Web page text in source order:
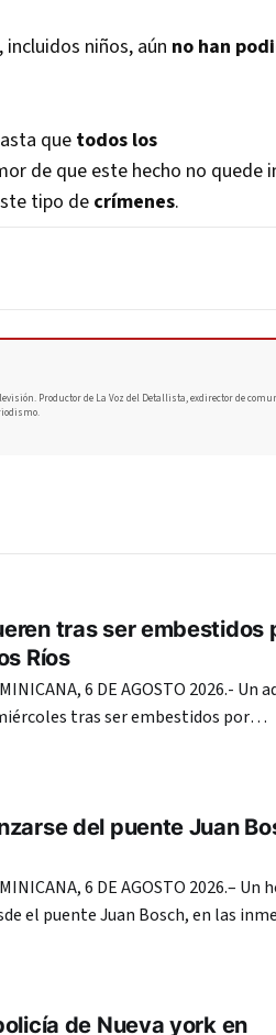
niños, aún no han
que todos los
de que este hecho no quede
tipo de crímenes.
Productor de La Voz del Detallista, exdirector de
tras ser embestidos
Ríos
6 DE AGOSTO 2026.- Un
tras ser embestidos por
avenida Coronel Juan María Lora
del puente Juan
6 DE AGOSTO 2026.– Un
el puente Juan Bosch, en las
según se observa en un
de Nueva york en